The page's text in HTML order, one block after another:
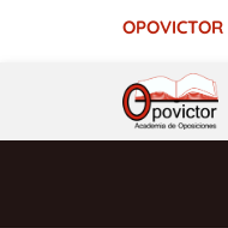
OPOVICTOR